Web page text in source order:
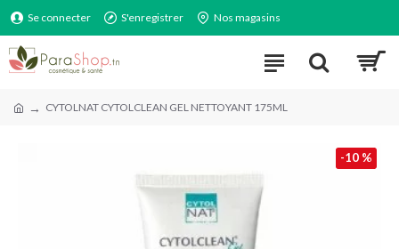
Se connecter S'enregistrer Nos magasins
CYTOLNAT CYTOLCLEAN GEL NETTOYANT 175ML
-10 %